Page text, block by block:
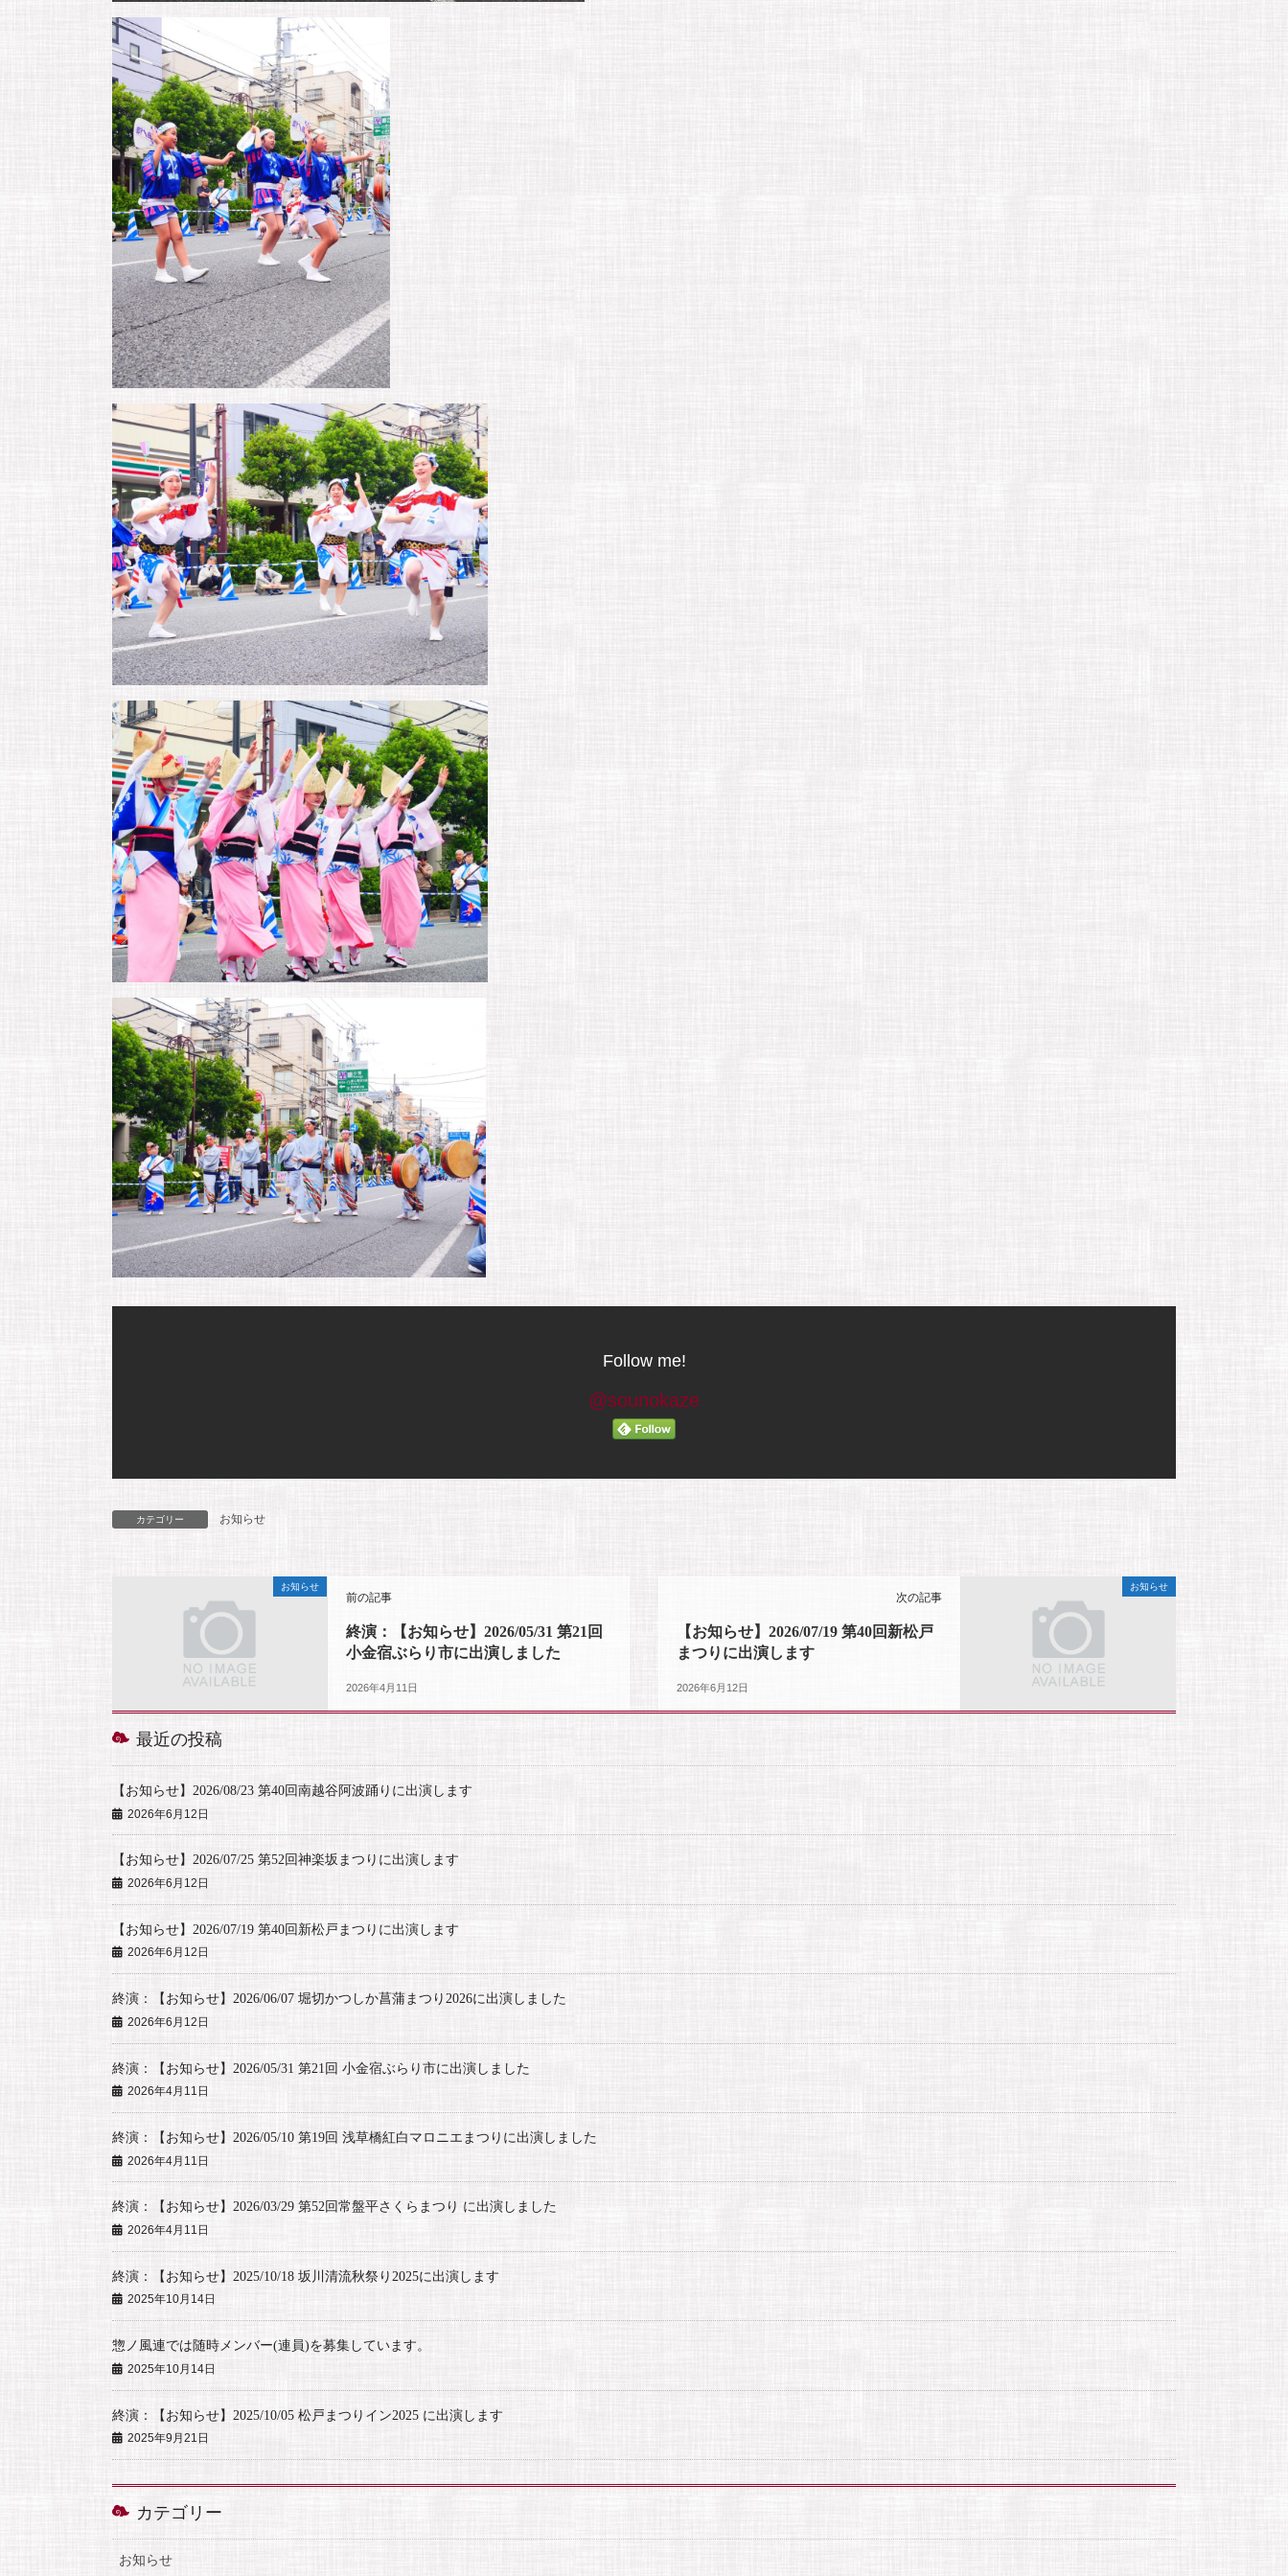
Follow me!
@sounokaze
カテゴリー お知らせ
お知らせ
前の記事
終演：【お知らせ】2026/05/31 第21回
小金宿ぶらり市に出演しました
2026年4月11日
お知らせ
次の記事
【お知らせ】2026/07/19 第40回新松戸
まつりに出演します
2026年6月12日
最近の投稿
【お知らせ】2026/08/23 第40回南越谷阿波踊りに出演します
2026年6月12日
【お知らせ】2026/07/25 第52回神楽坂まつりに出演します
2026年6月12日
【お知らせ】2026/07/19 第40回新松戸まつりに出演します
2026年6月12日
終演：【お知らせ】2026/06/07 堀切かつしか菖蒲まつり2026に出演しました
2026年6月12日
終演：【お知らせ】2026/05/31 第21回 小金宿ぶらり市に出演しました
2026年4月11日
終演：【お知らせ】2026/05/10 第19回 浅草橋紅白マロニエまつりに出演しました
2026年4月11日
終演：【お知らせ】2026/03/29 第52回常盤平さくらまつり に出演しました
2026年4月11日
終演：【お知らせ】2025/10/18 坂川清流秋祭り2025に出演します
2025年10月14日
惣ノ風連では随時メンバー(連員)を募集しています。
2025年10月14日
終演：【お知らせ】2025/10/05 松戸まつりイン2025 に出演します
2025年9月21日
カテゴリー
お知らせ